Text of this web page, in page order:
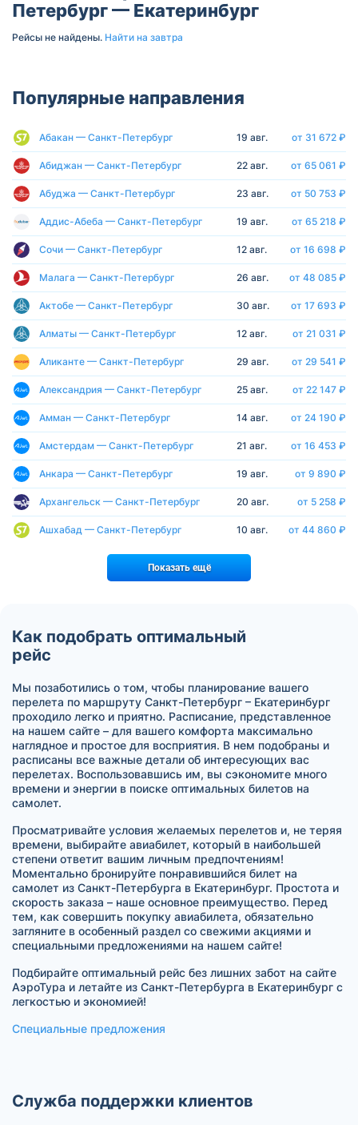
Петербург — Екатеринбург
Рейсы не найдены. Найти на завтра
Популярные направления
Абакан — Санкт-Петербург 19 авг. от 31 672 ₽
Абиджан — Санкт-Петербург 22 авг. от 65 061 ₽
Абуджа — Санкт-Петербург 23 авг. от 50 753 ₽
Аддис-Абеба — Санкт-Петербург 19 авг. от 65 218 ₽
Сочи — Санкт-Петербург 12 авг. от 16 698 ₽
Малага — Санкт-Петербург 26 авг. от 48 085 ₽
Актобе — Санкт-Петербург 30 авг. от 17 693 ₽
Алматы — Санкт-Петербург 12 авг. от 21 031 ₽
Аликанте — Санкт-Петербург 29 авг. от 29 541 ₽
Александрия — Санкт-Петербург 25 авг. от 22 147 ₽
Амман — Санкт-Петербург 14 авг. от 24 190 ₽
Амстердам — Санкт-Петербург 21 авг. от 16 453 ₽
Анкара — Санкт-Петербург 19 авг. от 9 890 ₽
Архангельск — Санкт-Петербург 20 авг. от 5 258 ₽
Ашхабад — Санкт-Петербург 10 авг. от 44 860 ₽
Показать ещё
Как подобрать оптимальный
рейс
Мы позаботились о том, чтобы планирование вашего
перелета по маршруту Санкт-Петербург – Екатеринбург
проходило легко и приятно. Расписание, представленное
на нашем сайте – для вашего комфорта максимально
наглядное и простое для восприятия. В нем подобраны и
расписаны все важные детали об интересующих вас
перелетах. Воспользовавшись им, вы сэкономите много
времени и энергии в поиске оптимальных билетов на
самолет.
Просматривайте условия желаемых перелетов и, не теряя
времени, выбирайте авиабилет, который в наибольшей
степени ответит вашим личным предпочтениям!
Моментально бронируйте понравившийся билет на
самолет из Санкт-Петербурга в Екатеринбург. Простота и
скорость заказа – наше основное преимущество. Перед
тем, как совершить покупку авиабилета, обязательно
загляните в особенный раздел со свежими акциями и
специальными предложениями на нашем сайте!
Подбирайте оптимальный рейс без лишних забот на сайте
АэроТура и летайте из Санкт-Петербурга в Екатеринбург с
легкостью и экономией!
Специальные предложения
Служба поддержки клиентов